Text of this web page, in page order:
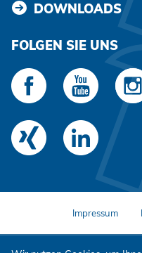
DOWNLOADS
FOLGEN SIE UNS
Impressum